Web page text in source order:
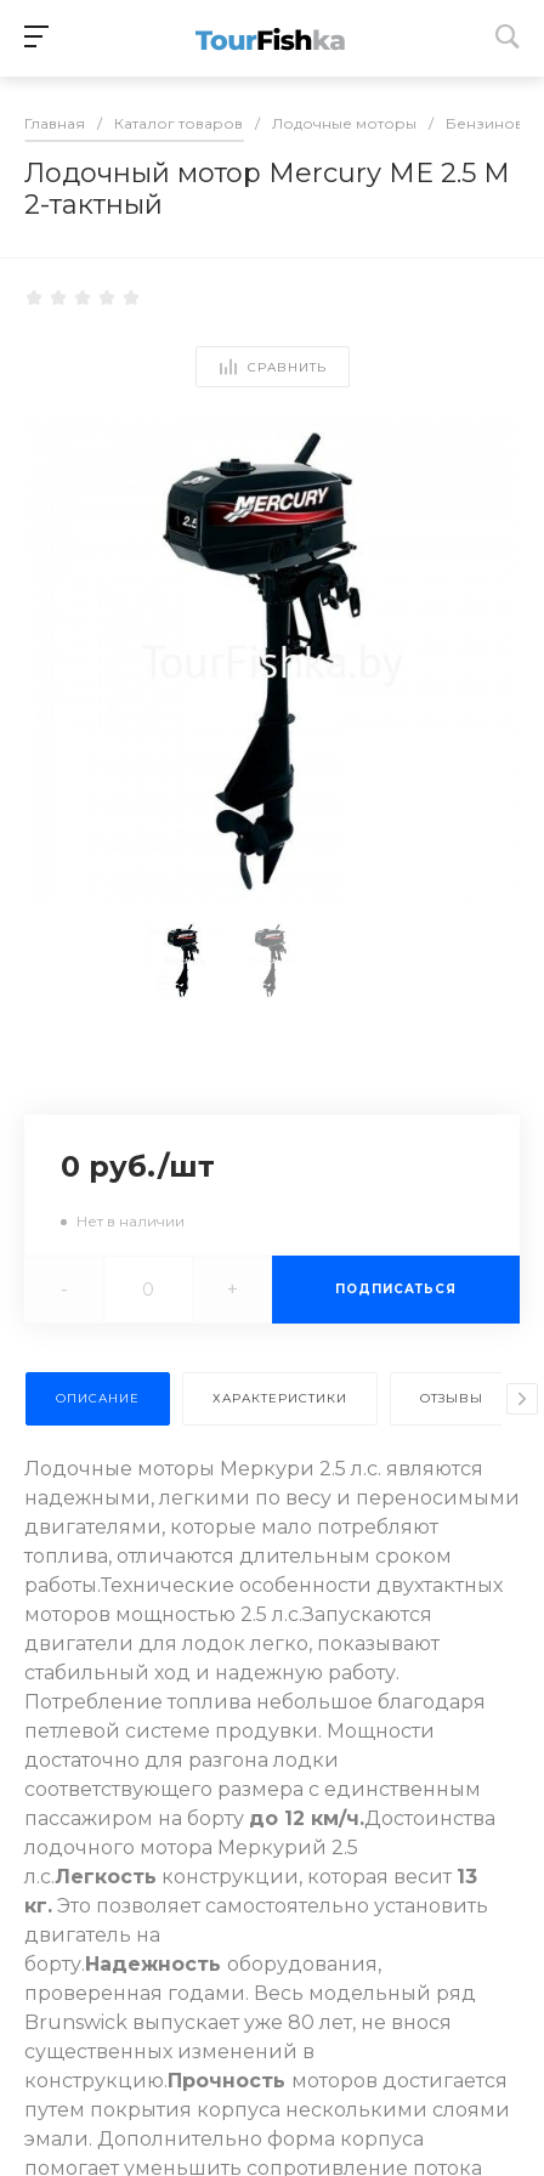
Главная / Каталог товаров / Лодочные моторы /
Лодочный мотор Mercury ME 2.5 M
2-тактный
СРАВНИТЬ
0 руб./шт
Нет в наличии
- + ПОДПИСАТЬСЯ
ОПИСАНИЕ ХАРАКТЕРИСТИКИ ОТЗЫВЫ
Лодочные моторы Меркури 2.5 л.с. являются
надежными, легкими по весу и переносимыми
двигателями, которые мало потребляют
топлива, отличаются длительным сроком
работы.Технические особенности двухтактных
моторов мощностью 2.5 л.с.Запускаются
двигатели для лодок легко, показывают
стабильный ход и надежную работу.
Потребление топлива небольшое благодаря
петлевой системе продувки. Мощности
достаточно для разгона лодки
соответствующего размера с единственным
пассажиром на борту до 12 км/ч.Достоинства
лодочного мотора Меркурий 2.5
л.с.Легкость конструкции, которая весит 13
кг. Это позволяет самостоятельно установить
двигатель на
борту.Надежность оборудования,
проверенная годами. Весь модельный ряд
Brunswick выпускает уже 80 лет, не внося
существенных изменений в
конструкцию.Прочность моторов достигается
путем покрытия корпуса несколькими слоями
эмали. Дополнительно форма корпуса
помогает уменьшить сопротивление потока